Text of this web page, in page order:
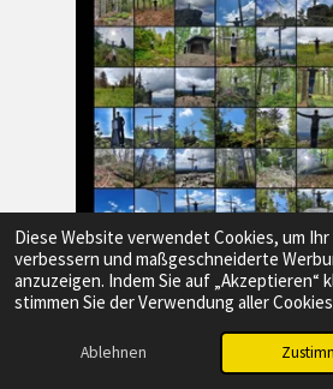
Diese Website verwendet Cookies, um Ihr
verbessern und maßgeschneiderte
anzuzeigen. Indem Sie auf „Akzeptieren“
stimmen Sie der Verwendung aller
Ablehnen
E-Mail